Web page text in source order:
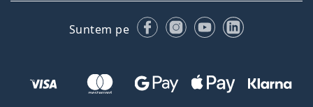
Suntem pe FacebookInstagram
YouTubeLinkedIn